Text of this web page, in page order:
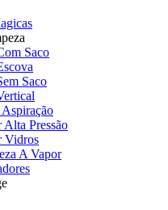
Saco
Saco
Pressão
Vidros
A Vapor